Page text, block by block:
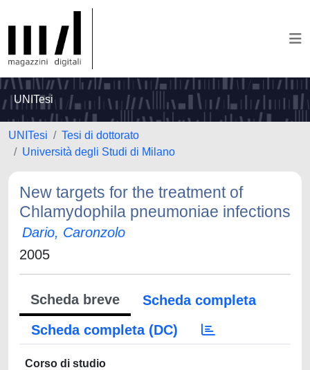
UNITesi
UNITesi
Tesi di dottorato
Università degli Studi di Milano
New targets for the treatment of
Chlamydophila pneumoniae infections
Dario, Caronzolo
2005
Scheda breve
Scheda completa
Scheda completa (DC)
Corso di studio